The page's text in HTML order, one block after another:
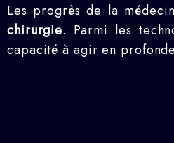
Les progrès de la
chirurgie. Parmi les
capacité à agir en